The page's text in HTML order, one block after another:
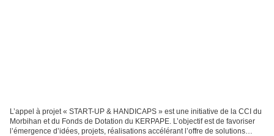
L’appel à projet « START-UP & HANDICAPS » est une initiative de la CCI du
Morbihan et du Fonds de Dotation du KERPAPE. L’objectif est de favoriser
l’émergence d’idées, projets, réalisations accélérant l’offre de solutions